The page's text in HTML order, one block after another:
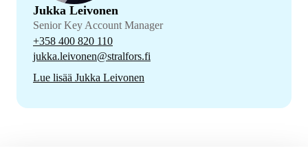
Jukka Leivonen
Senior Key Account Manager
+358 400 820 110
jukka.leivonen@stralfors.fi
Lue lisää Jukka Leivonen